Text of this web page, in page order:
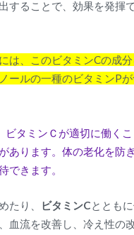
出することで、効果を発揮
は、このビタミンCの成
ールの一種のビタミンP
ビタミンＣが適切に働く
あります。体の老化を防
できます。
たり、 ビタミンCととも
血流を改善し、冷え性の